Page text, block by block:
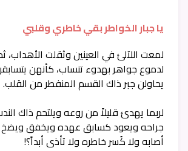
يا جبار الخواطر بقي خاطري وقلبي
لمعت اللآلئ في العينين وثقلت الأهداب،
لدموع جواهر بهدوء تنساب، كأنهن
يحاولن جبر ذاك القسم المنفطر من القلب.
لربما يهدئ قليلاََ من روعه ويلتحم ذاك
جراحه ويعود كسابق عهده ويخفق ويضخ
أصابه ولا كُسر خاطره ولا تأذى أبداً؟!